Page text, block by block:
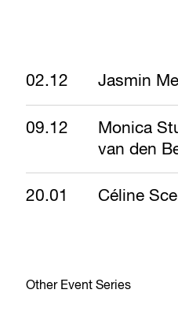
02.12 Jasmin
09.12
Monica
van den
20.01 Céline
Other Event Series